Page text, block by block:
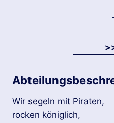
Wir se­geln mit Pi­ra­ten,
ro­cken kö­nig­lich,